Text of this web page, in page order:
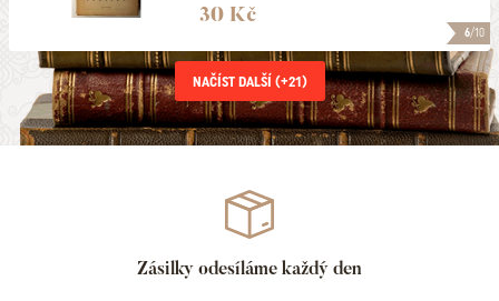
6/10
30 Kč
NAČÍST DALŠÍ (+21)
Zásilky odesíláme každý den